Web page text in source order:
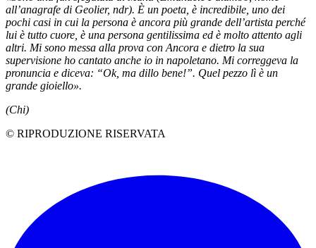
all’anagrafe di Geolier, ndr). È un poeta, è incredibile, uno dei
pochi casi in cui la persona è ancora più grande dell’artista perché
lui è tutto cuore, è una persona gentilissima ed è molto attento agli
altri. Mi sono messa alla prova con Ancora e dietro la sua
supervisione ho cantato anche io in napoletano. Mi correggeva la
pronuncia e diceva: “Ok, ma dillo bene!”. Quel pezzo lì è un
grande gioiello».
(Chi)
© RIPRODUZIONE RISERVATA